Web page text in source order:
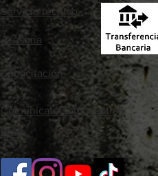
Servicio técnico
Asesoría
Capacitación
Comunícate con nosotros
Blog